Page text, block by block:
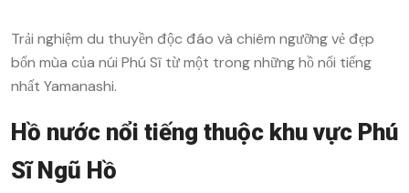
Trải nghiệm du thuyền độc đáo và chiêm ngưỡng vẻ đẹp
bốn mùa của núi Phú Sĩ từ một trong những hồ nổi tiếng
nhất Yamanashi.
Hồ nước nổi tiếng thuộc khu vực Phú
Sĩ Ngũ Hồ